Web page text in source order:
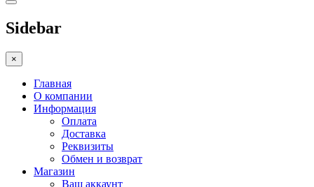
Sidebar
×
Главная
О компании
Информация
Оплата
Доставка
Реквизиты
Обмен и возврат
Магазин
Ваш аккаунт